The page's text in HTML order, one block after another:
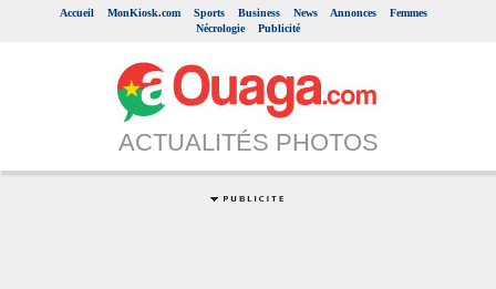
Accueil MonKiosk.com Sports Business News Annonces
Femmes
Nécrologie
Publicité
ACTUALITÉS PHOTOS